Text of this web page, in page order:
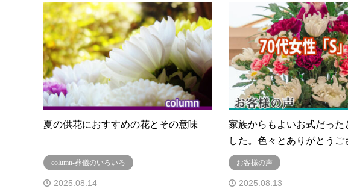
夏の供花におすすめの花とその意味
column-葬儀のいろいろ
2025.08.14
家族からもよいお式だった
した。色々とありがとう
お客様の声
2025.08.13